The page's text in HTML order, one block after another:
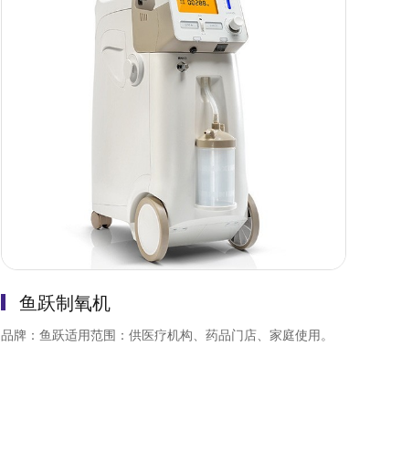
鱼跃制氧机
品牌：鱼跃适用范围：供医疗机构、药品门店、家庭使用。